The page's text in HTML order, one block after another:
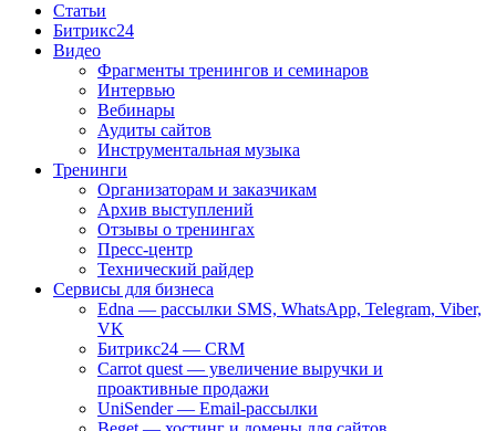
Статьи
Битрикс24
Видео
Фрагменты тренингов и семинаров
Интервью
Вебинары
Аудиты сайтов
Инструментальная музыка
Тренинги
Организаторам и заказчикам
Архив выступлений
Отзывы о тренингах
Пресс-центр
Технический райдер
Сервисы для бизнеса
Edna — рассылки SMS, WhatsApp, Telegram, Viber,
VK
Битрикс24 — CRM
Carrot quest — увеличение выручки и
проактивные продажи
UniSender — Email-рассылки